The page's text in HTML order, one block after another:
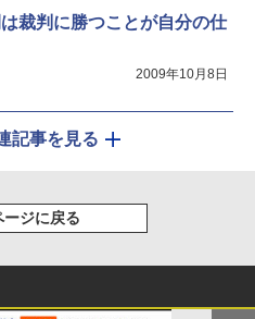
は裁判に勝つことが自分の仕
2009年10月8日
記事を見る
ージに戻る